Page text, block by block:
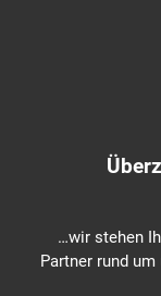
…wir stehen
Partner rund